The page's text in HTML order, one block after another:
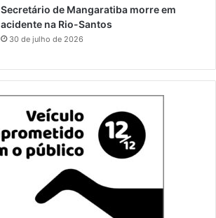
Secretário de Mangaratiba morre em
acidente na Rio-Santos
30 de julho de 2026